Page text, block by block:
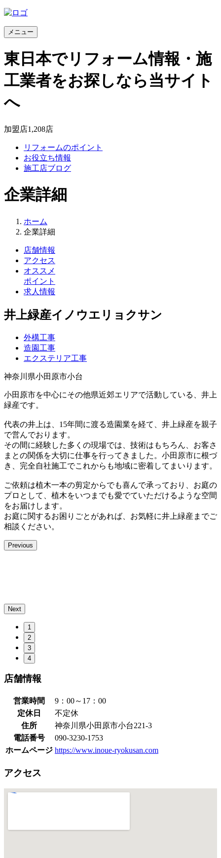
メニュー
東日本でリフォーム情報・施
工業者をお探しなら当サイト
へ
加盟店1,208店
リフォームのポイント
お役立ち情報
施工店ブログ
企業詳細
ホーム
企業詳細
店舗情報
アクセス
オススメ
ポイント
求⼈情報
井上緑産イノウエリョクサン
外構工事
造園工事
エクステリア工事
神奈川県小田原市小台
小田原市を中心にその他県近郊エリアで活動している、井上
緑産です。
代表の井上は、15年間に渡る造園業を経て、井上緑産を親子
で営んでおります。
その間に経験した多くの現場では、技術はもちろん、お客さ
まとの関係を大切に仕事を行ってきました。小田原市に根づ
き、完全自社施工でこれからも地域に密着してまいります。
ご依頼は植木一本の剪定からでも喜んで承っており、お庭の
プロとして、植木をいつまでも愛でていただけるような空間
をお届けします。
お庭に関するお困りごとがあれば、お気軽に井上緑産までご
相談ください。
Previous
Next
1
2
3
4
店舗情報
営業時間
9：00～17：00
定休日
不定休
住所
神奈川県小田原市小台221-3
電話番号
090-3230-1753
ホームページ https://www.inoue-ryokusan.com
アクセス